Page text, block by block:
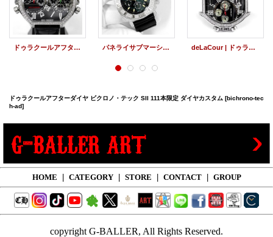
ドゥラクールアフターダイヤ ビクロノ SII 222本限定モデル パネライサブマーシブル アフターダイヤ パヴェダイヤ PAM00187 世界限定1000本 PANERAI カスタム deLaCour | ドゥラクール ビクロノ S2 ダイヤモンド 世界限定500本
ドゥラクールアフターダイヤ ビクロノ・テック SII 111本限定 ダイヤカスタム [bichrono-tec
h-ad]
HOME | CATEGORY | STORE | CONTACT | GROUP
copyright G-BALLER, All Rights Reserved.